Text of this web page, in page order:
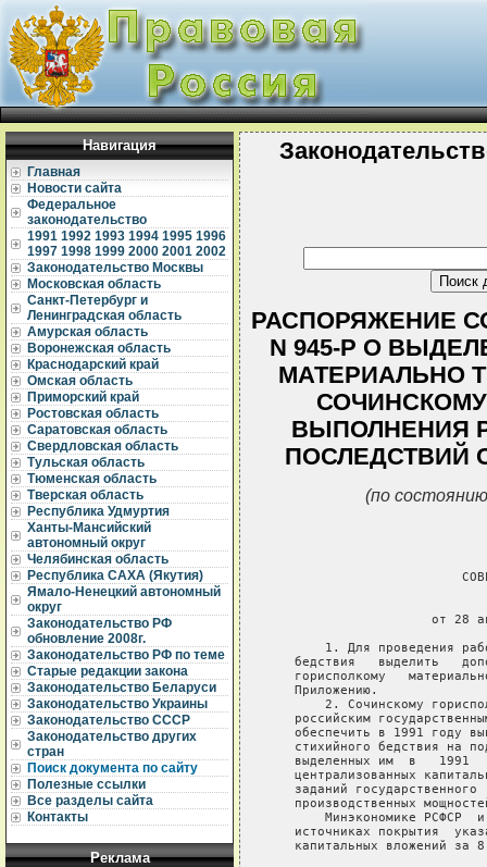
Навигация
Главная
Новости сайта
Федеральное
законодательство
1991 1992 1993 1994 1995 1996
1997 1998 1999 2000 2001 2002
Законодательство Москвы
Московская область
Санкт-Петербург и
Ленинградская область
Амурская область
Воронежская область
Краснодарский край
Омская область
Приморский край
Ростовская область
Саратовская область
Свердловская область
Тульская область
Тюменская область
Тверская область
Республика Удмуртия
Ханты-Мансийский
автономный округ
Челябинская область
Республика САХА (Якутия)
Ямало-Ненецкий автономный
округ
Законодательство РФ
обновление 2008г.
Законодательство РФ по теме
Старые редакции закона
Законодательство Беларуси
Законодательство Украины
Законодательство СССР
Законодательство других
стран
Поиск документа по сайту
Полезные ссылки
Все разделы сайта
Контакты
Реклама
РАСПОРЯЖЕНИЕ
N 945-Р О
МАТЕРИАЛЬНО
ВЫПОЛНЕНИЯ
ПОСЛЕДСТВИЙ
(по
от 28
1. Для проведения
бедствия   выделить
горисполкому
   Приложению.
2. Сочинскому
российским
обеспечить в 1991 году
стихийного бедствия на
выделенных им  в   1991
централизованных
заданий государственного
производственных
Минэкономике РСФСР
источниках покрытия
капитальных вложений за